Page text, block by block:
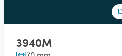
3940M